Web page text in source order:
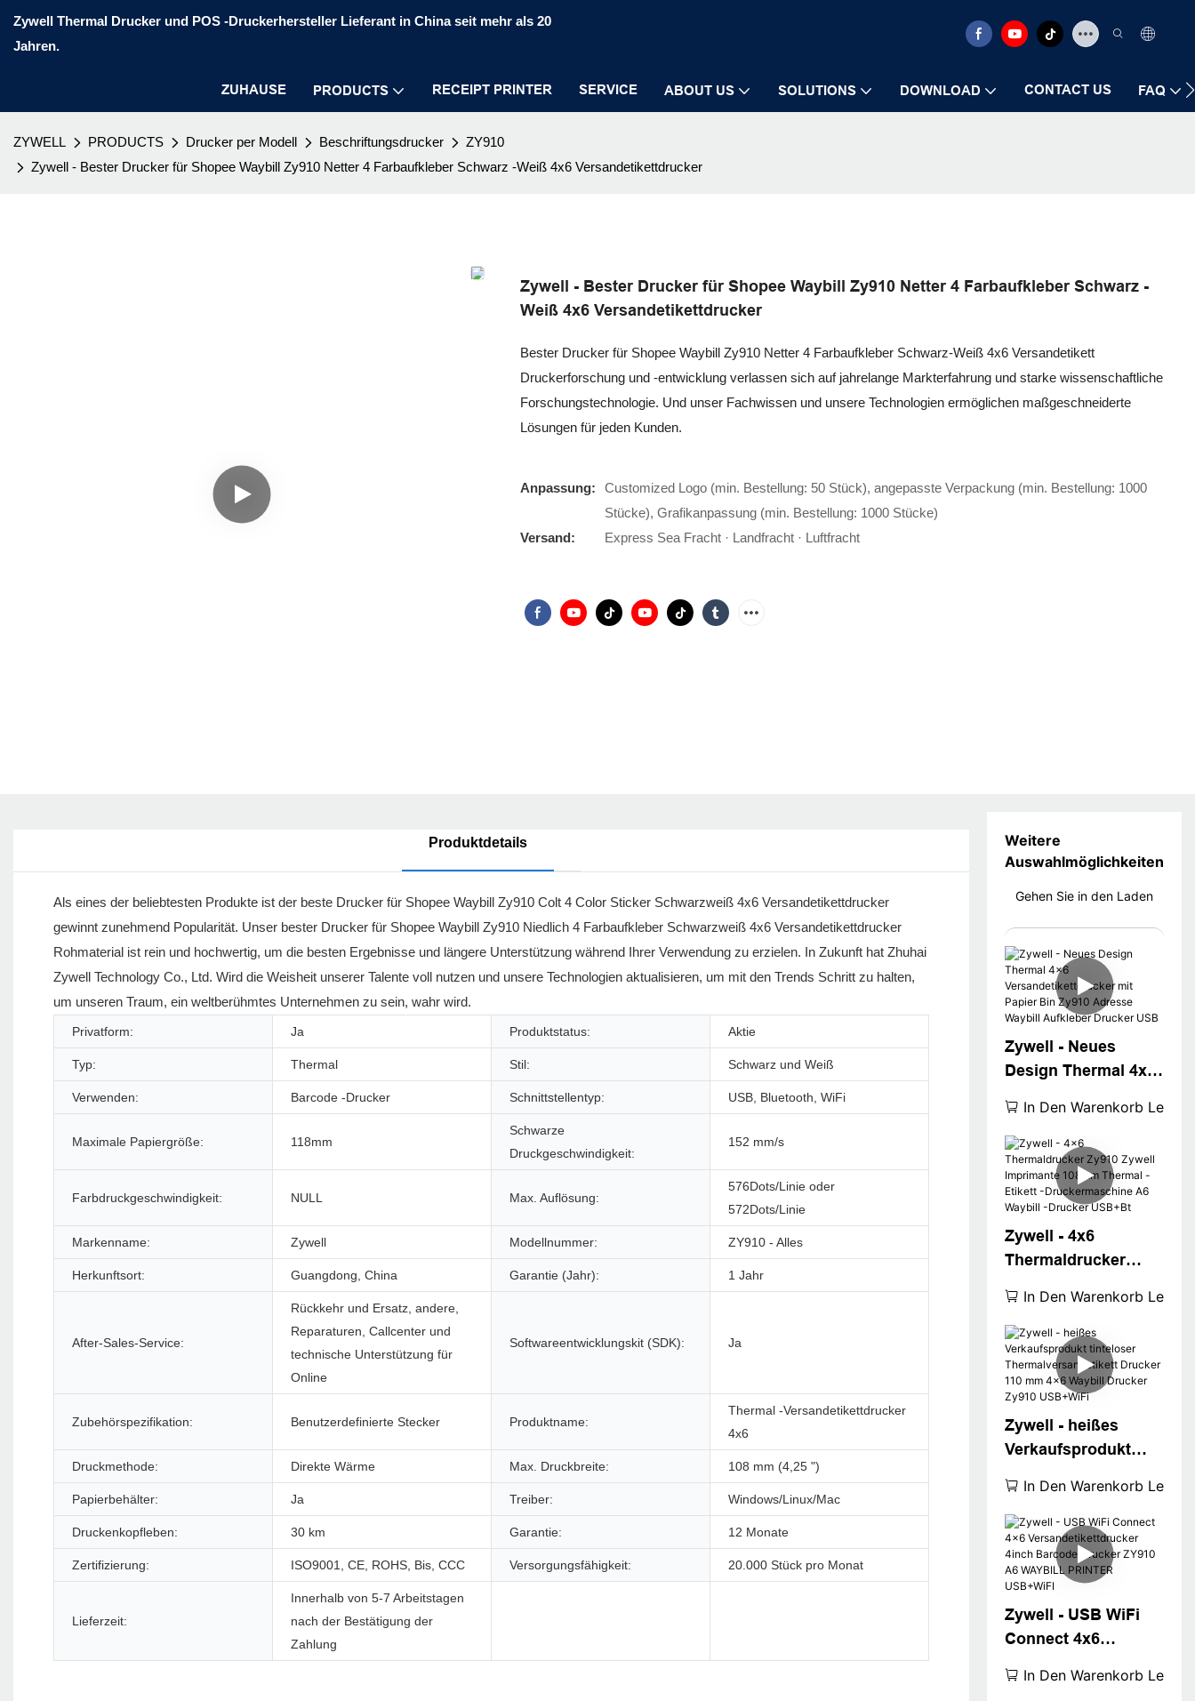
Zywell Thermal Drucker und POS -Druckerhersteller Lieferant in China seit mehr als 20
Jahren.
ZUHAUSE PRODUCTS RECEIPT PRINTER SERVICE ABOUT US SOLUTIONS DOWNLOAD CONTACT US FAQ
ZYWELL PRODUCTS Drucker per Modell Beschriftungsdrucker
ZY910
Zywell - Bester Drucker für Shopee Waybill Zy910 Netter 4 Farbaufkleber Schwarz -Weiß 4x6 Versandetikettdrucker
Zywell - Bester Drucker für Shopee Waybill Zy910 Netter 4 Farbaufkleber Schwarz -
Weiß 4x6 Versandetikettdrucker
Bester Drucker für Shopee Waybill Zy910 Netter 4 Farbaufkleber Schwarz-Weiß 4x6 Versandetikett
Druckerforschung und -entwicklung verlassen sich auf jahrelange Markterfahrung und starke wissenschaftliche
Forschungstechnologie. Und unser Fachwissen und unsere Technologien ermöglichen maßgeschneiderte
Lösungen für jeden Kunden.
Anpassung:
Customized Logo (min. Bestellung: 50 Stück), angepasste Verpackung (min. Bestellung: 1000
Stücke), Grafikanpassung (min. Bestellung: 1000 Stücke)
Versand:
Express Sea Fracht · Landfracht · Luftfracht
Weitere
Auswahlmöglichkeiten
Gehen Sie in den Laden
Zywell - Neues
Design Thermal 4x6
er mit Papier Bin
Zy910 Adresse
Waybill Aufkleber
Drucker USB
In Den Warenkorb Legen
Zywell - 4x6
Thermaldrucker
Imprimante 108mm
Thermal -Etikett -
Druckermaschine A6
Waybill -Drucker
USB+Bt
In Den Warenkorb Legen
Zywell - heißes
Verkaufsprodukt
Thermalversandetik
ett Drucker 110 mm
4x6 Waybill Drucker
Zy910 USB+WiFi
In Den Warenkorb Legen
Zywell - USB WiFi
Connect 4x6
er 4inch Barcode
In Den Warenkorb Legen
Produktdetails
Als eines der beliebtesten Produkte ist der beste Drucker für Shopee Waybill Zy910 Colt 4 Color Sticker Schwarzweiß 4x6 Versandetikettdrucker
gewinnt zunehmend Popularität. Unser bester Drucker für Shopee Waybill Zy910 Niedlich 4 Farbaufkleber Schwarzweiß 4x6 Versandetikettdrucker
Rohmaterial ist rein und hochwertig, um die besten Ergebnisse und längere Unterstützung während Ihrer Verwendung zu erzielen. In Zukunft hat Zhuhai
Zywell Technology Co., Ltd. Wird die Weisheit unserer Talente voll nutzen und unsere Technologien aktualisieren, um mit den Trends Schritt zu halten,
um unseren Traum, ein weltberühmtes Unternehmen zu sein, wahr wird.
Privatform: Ja Produktstatus: Aktie
Typ: Thermal Stil: Schwarz und Weiß
Verwenden: Barcode -Drucker Schnittstellentyp: USB, Bluetooth, WiFi
Maximale Papiergröße: 118mm
Schwarze
Druckgeschwindigkeit:
152 mm/s
Farbdruckgeschwindigkeit: NULL Max. Auflösung:
576Dots/Linie oder
572Dots/Linie
Markenname: Zywell Modellnummer: ZY910 - Alles
Herkunftsort: Guangdong, China Garantie (Jahr): 1 Jahr
After-Sales-Service:
Rückkehr und Ersatz, andere,
Reparaturen, Callcenter und
technische Unterstützung für
Online
Softwareentwicklungskit (SDK): Ja
Zubehörspezifikation: Benutzerdefinierte Stecker Produktname:
Thermal -Versandetikettdrucker
4x6
Druckmethode: Direkte Wärme Max. Druckbreite: 108 mm (4,25 ")
Papierbehälter: Ja Treiber: Windows/Linux/Mac
Druckenkopfleben: 30 km Garantie: 12 Monate
Zertifizierung: ISO9001, CE, ROHS, Bis, CCC Versorgungsfähigkeit: 20.000 Stück pro Monat
Lieferzeit:
Innerhalb von 5-7 Arbeitstagen
nach der Bestätigung der
Zahlung